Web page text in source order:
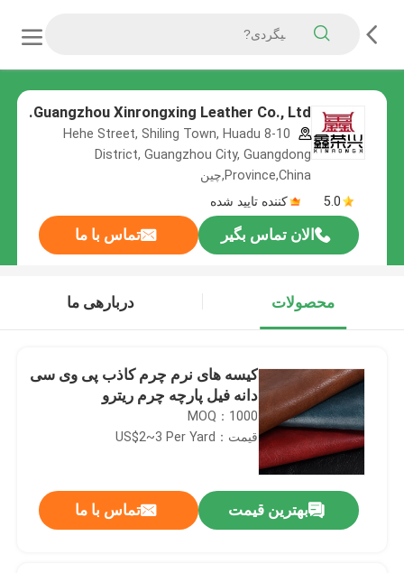
Guangzhou Xinrongxing Leather Co., Ltd.
8-10 Hehe Street, Shiling Town, Huadu
District, Guangzhou City, Guangdong
Province,China,چین
5.0
کننده تایید شده
الان تماس بگیر تماس با ما
محصولات دربارهی ما
کیسه های نرم چرم کاذب پی وی سی
دانه فیل پارچه چرم ریترو
MOQ：1000
قیمت：US$2~3 Per Yard
بهترین قیمت تماس با ما